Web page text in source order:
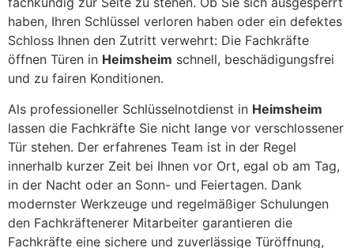
haben, Ihren Schlüssel verloren haben oder ein defektes
Schloss Ihnen den Zutritt verwehrt: Die Fachkräfte
öffnen Türen in Heimsheim schnell, beschädigungsfrei
und zu fairen Konditionen.
Als professioneller Schlüsselnotdienst in Heimsheim
lassen die Fachkräfte Sie nicht lange vor verschlossener
Tür stehen. Der erfahrenes Team ist in der Regel
innerhalb kurzer Zeit bei Ihnen vor Ort, egal ob am Tag,
in der Nacht oder an Sonn- und Feiertagen. Dank
modernster Werkzeuge und regelmäßiger Schulungen
den Fachkräftenerer Mitarbeiter garantieren die
Fachkräfte eine sichere und zuverlässige Türöffnung,